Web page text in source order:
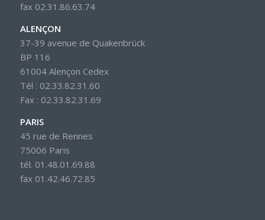
fax 02.31.86.63.74
ALENÇON
37-39 avenue de Quakenbrück
BP 116
61004 Alençon Cedex
Tél : 02.33.82.31.60
Fax : 02.33.82.31.69
PARIS
45 rue de Rennes
75006 Paris
tél. 01.48.01.69.88
fax 01.42.46.72.85